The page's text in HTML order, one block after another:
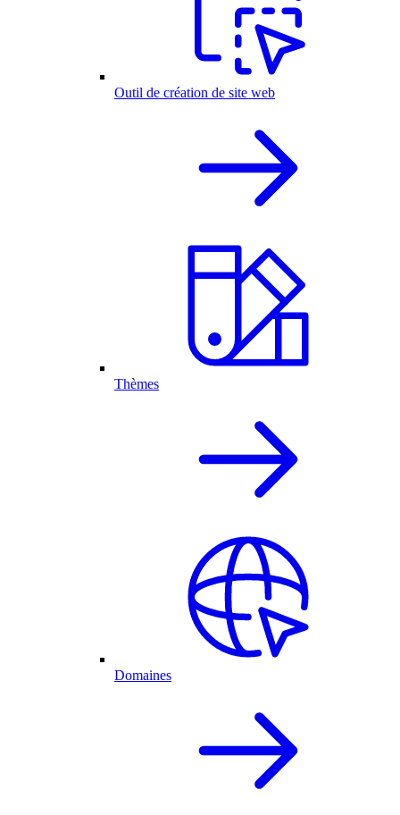
Outil de création de site web
Thèmes
Domaines